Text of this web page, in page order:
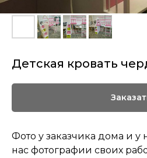
Детская кровать
Фото у заказчика дома и у
нас фотографии своих